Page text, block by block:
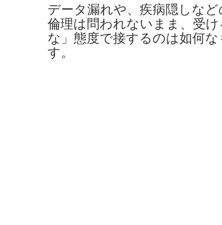
データ漏れや、疾病隠しな
倫理は問われないまま、受
な」態度で接するのは如何
す。